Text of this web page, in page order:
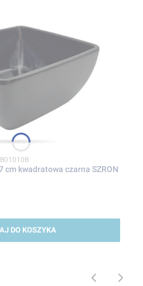
produktu
cm kwadratowa czarna SZRON
DO KOSZYKA